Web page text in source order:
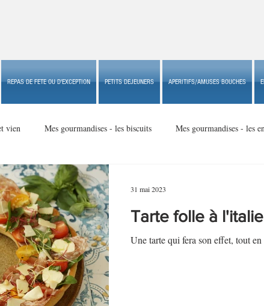
REPAS DE FETE OU D'EXCEPTION PETITS DEJEUNERS APERITIFS/AMUSES BOUCHES
vien Mes gourmandises - les biscuits Mes gourmandises - les
gourmandises - made in USA
Apéritifs/amuses bouches de fête ou Apéritifs
au Fromage autres petits déjeuners
Tarte folle à
Une tarte qui fera son effet, tout
31 mai 2023